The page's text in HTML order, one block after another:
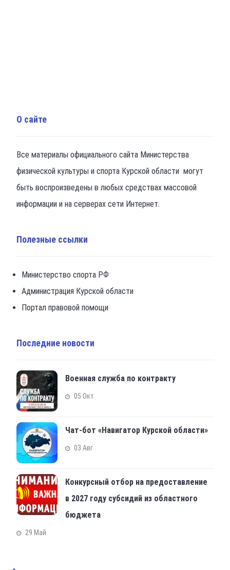
О сайте
Все материалы официального сайта Министерства
физической культуры и спорта Курской области могут
быть воспроизведены в любых средствах массовой
информации и на серверах сети Интернет.
Полезные ссылки
Министерство спорта РФ
Администрация Курской области
Портал правовой помощи
Последние новости
Военная служба по контракту
05 Окт
Чат-бот «Навигатор Курской области»
03 Авг
Конкурсный отбор на предоставление
в 2027 году субсидий из областного
бюджета
29 Май